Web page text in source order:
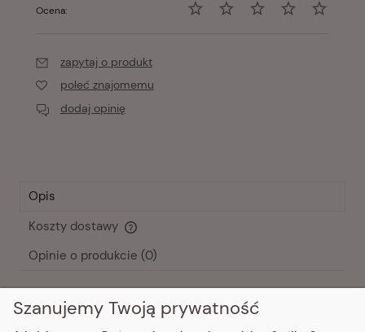
Ocena:
zapytaj o produkt
poleć znajomemu
dodaj opinię
Opis
Koszty dostawy
Cena nie zawiera ewentualnych kosztów płatności
Opinie o produkcie (0)
Szanujemy Twoją prywatność